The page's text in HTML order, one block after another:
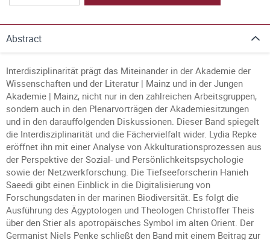
Abstract
Interdisziplinarität prägt das Miteinander in der Akademie der
Wissenschaften und der Literatur | Mainz und in der Jungen
Akademie | Mainz, nicht nur in den zahlreichen Arbeitsgruppen,
sondern auch in den Plenarvorträgen der Akademiesitzungen
und in den darauffolgenden Diskussionen. Dieser Band spiegelt
die Interdisziplinarität und die Fächervielfalt wider. Lydia Repke
eröffnet ihn mit einer Analyse von Akkulturationsprozessen aus
der Perspektive der Sozial- und Persönlichkeitspsychologie
sowie der Netzwerkforschung. Die Tiefseeforscherin Hanieh
Saeedi gibt einen Einblick in die Digitalisierung von
Forschungsdaten in der marinen Biodiversität. Es folgt die
Ausführung des Ägyptologen und Theologen Christoffer Theis
über den Stier als apotropäisches Symbol im alten Orient. Der
Germanist Niels Penke schließt den Band mit einem Beitrag zur